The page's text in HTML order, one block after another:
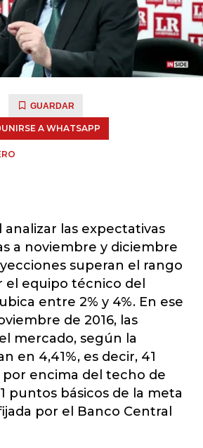
GUARDAR
UNIRSE A WHATSAPP
analizar las expectativas
a noviembre y diciembre
superan el rango
el equipo técnico del
entre 2% y 4%. En ese
de 2016, las
mercado, según la
en 4,41%, es decir, 41
por encima del techo de
puntos básicos de la meta
por el Banco Central